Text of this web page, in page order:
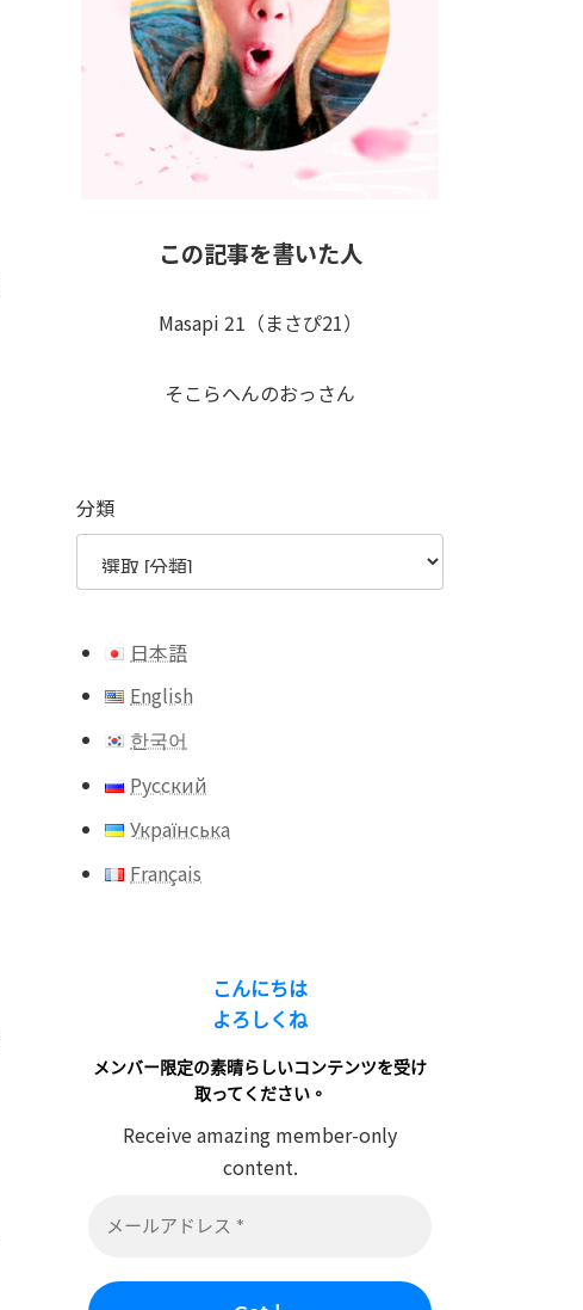
この記事を書いた人
Masapi 21（まさぴ21）
そこらへんのおっさん
分類
日本語
English
한국어
Русский
Українська
Français
こんにちは
よろしくね
メンバー限定の素晴らしいコンテンツを受け
取ってください。
Receive amazing member-only
content.